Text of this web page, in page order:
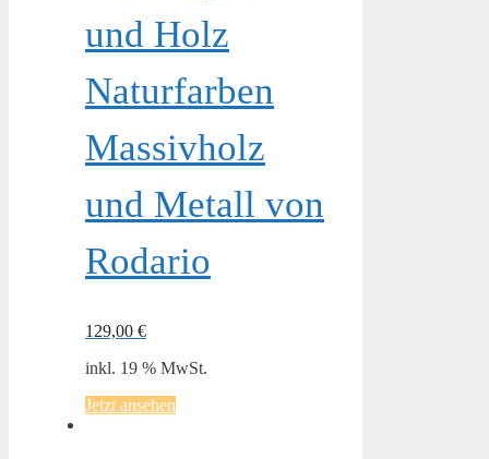
und Holz
Naturfarben
Massivholz
und Metall von
Rodario
129,00 €
inkl. 19 % MwSt.
Jetzt ansehen